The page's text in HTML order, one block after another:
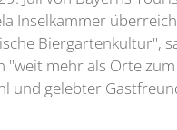
Inselkammer
Biergartenkultur",
"weit mehr als Orte
und gelebter